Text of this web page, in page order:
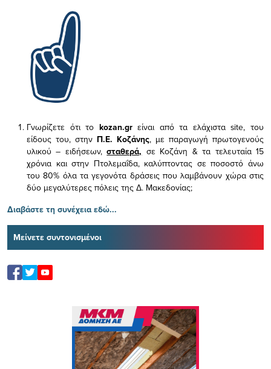
Γνωρίζετε ότι το kozan.gr είναι από τα ελάχισταsite, του
είδους του, στην Π.Ε. Κοζάνης, με παραγωγή πρωτογενούς
υλικού – ειδήσεων,σταθερά, σε Κοζάνη & τα τελευταία 15
χρόνια και στην Πτολεμαΐδα, καλύπτοντας σε ποσοστό άνω
του 80% όλα τα γεγονότα δράσεις που λαμβάνουν χώρα στις
δύο μεγαλύτερες πόλεις της Δ. Μακεδονίας;
Διαβάστε τη συνέχεια εδώ...
Μείνετε συντονισμένοι